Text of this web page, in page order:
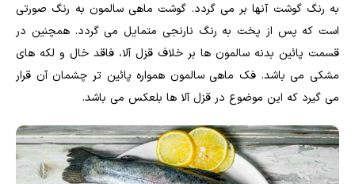
به رنگ گوشت آنها بر می گردد. گوشت ماهی سالمون به رنگ صورتی
است که پس از پخت به رنگ نارنجی متمایل می گردد. همچنین در
قسمت پائین بدنه سالمون ها بر خلاف قزل آلا، فاقد خال و لکه های
مشکی می باشد. فک ماهی سالمون همواره پائین تر چشمان آن قرار
می گیرد که این موضوع در قزل آلا ها بلعکس می باشد.